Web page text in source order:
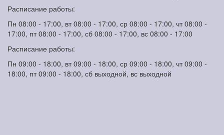
Расписание работы:
Пн 08:00 - 17:00, вт 08:00 - 17:00, ср 08:00 - 17:00, чт 08:00 -
17:00, пт 08:00 - 17:00, сб 08:00 - 17:00, вс 08:00 - 17:00
Расписание работы:
Пн 09:00 - 18:00, вт 09:00 - 18:00, ср 09:00 - 18:00, чт 09:00 -
18:00, пт 09:00 - 18:00, сб выходной, вс выходной